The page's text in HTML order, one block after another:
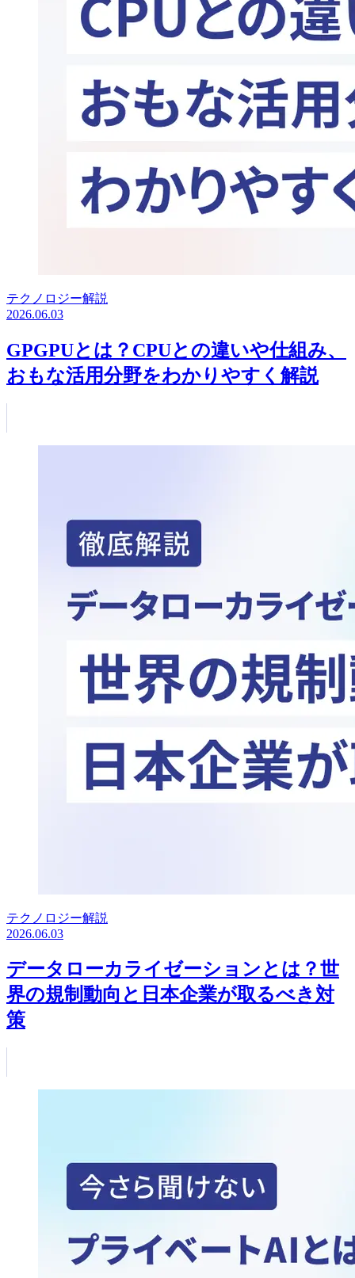
テクノロジー解説
2026.06.03
GPGPUとは？CPUとの違いや仕組み、
おもな活用分野をわかりやすく解説
テクノロジー解説
2026.06.03
データローカライゼーションとは？世
界の規制動向と日本企業が取るべき対
策